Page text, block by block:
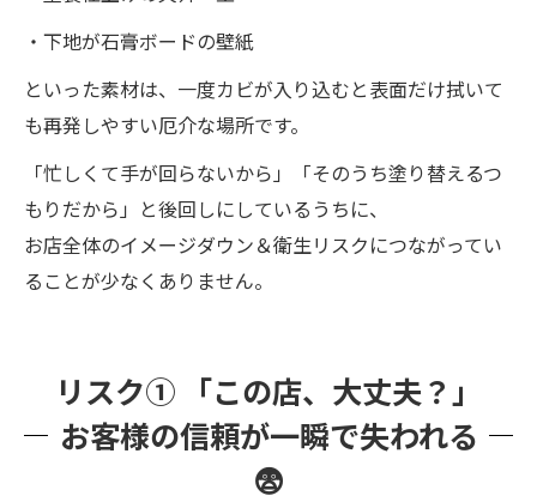
・下地が石膏ボードの壁紙
といった素材は、一度カビが入り込むと表面だけ拭いて
も再発しやすい厄介な場所です。
「忙しくて手が回らないから」「そのうち塗り替えるつ
もりだから」と後回しにしているうちに、
お店全体のイメージダウン＆衛生リスクにつながってい
ることが少なくありません。
リスク① 「この店、大丈夫？」
お客様の信頼が一瞬で失われる
😨